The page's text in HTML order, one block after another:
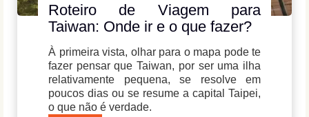
Roteiro de Viagem para
Taiwan: Onde ir e o que fazer?
À primeira vista, olhar para o mapa pode te
fazer pensar que Taiwan, por ser uma ilha
relativamente pequena, se resolve em
poucos dias ou se resume a capital Taipei,
o que não é verdade.